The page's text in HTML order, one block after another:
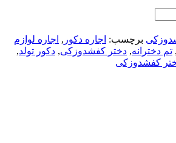
برچسب: اجاره دکور , اجاره لوازم
, تم دخترانه, دختر کفشدوزکی, دکور تولد,
کفشدوزکی